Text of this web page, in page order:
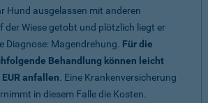
Hund ausgelassen mit anderen
der Wiese getobt und plötzlich liegt er
Diagnose: Magendrehung. Für die
Behandlung können leicht
anfallen. Eine Krankenversicherung
in diesem Falle die Kosten.